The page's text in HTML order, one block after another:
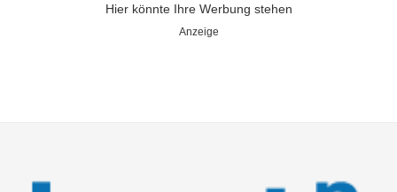
Hier könnte Ihre Werbung stehen
Anzeige